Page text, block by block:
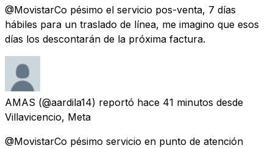
@MovistarCo pésimo el servicio pos-venta, 7 días
hábiles para un traslado de línea, me imagino que esos
días los descontarán de la próxima factura.
AMAS (@aardila14) reportó hace 41 minutos desde
Villavicencio, Meta
@MovistarCo pésimo servicio en punto de atención